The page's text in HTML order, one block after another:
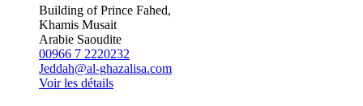
Building of Prince Fahed,
Khamis Musait
Arabie Saoudite
00966 7 2220232
Jeddah@al-ghazalisa.com
Voir les détails